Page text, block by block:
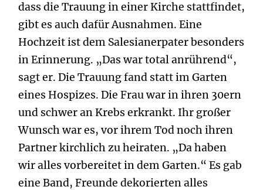
dass die Trauung in einer Kirche stattfindet,
gibt es auch dafür Ausnahmen. Eine
Hochzeit ist dem Salesianerpater besonders
in Erinnerung. „Das war total anrührend“,
sagt er. Die Trauung fand statt im Garten
eines Hospizes. Die Frau war in ihren 30ern
und schwer an Krebs erkrankt. Ihr großer
Wunsch war es, vor ihrem Tod noch ihren
Partner kirchlich zu heiraten. „Da haben
wir alles vorbereitet in dem Garten.“ Es gab
eine Band, Freunde dekorierten alles